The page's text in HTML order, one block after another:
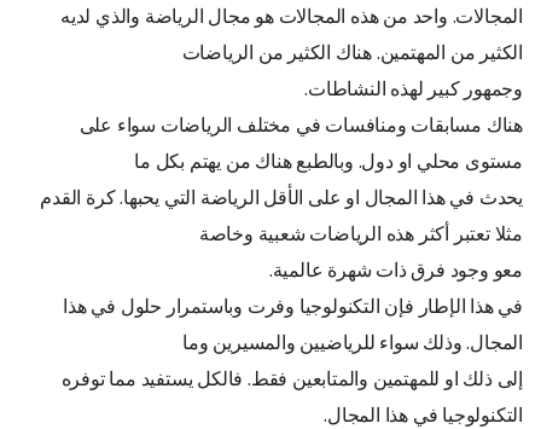
المجالات. واحد من هذه المجالات هو مجال الرياضة والذي لديه
الكثير من المهتمين. هناك الكثير من الرياضات
وجمهور كبير لهذه النشاطات.
هناك مسابقات ومنافسات في مختلف الرياضات سواء على
مستوى محلي او دول. وبالطبع هناك من يهتم بكل ما
يحدث في هذا المجال او على الأقل الرياضة التي يحبها. كرة القدم
مثلا تعتبر أكثر هذه الرياضات شعبية وخاصة
معو وجود فرق ذات شهرة عالمية.
في هذا الإطار فإن التكنولوجيا وفرت وباستمرار حلول في هذا
المجال. وذلك سواء للرياضيين والمسيرين وما
إلى ذلك او للمهتمين والمتابعين فقط. فالكل يستفيد مما توفره
التكنولوجيا في هذا المجال.